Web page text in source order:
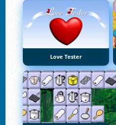
Love Tester